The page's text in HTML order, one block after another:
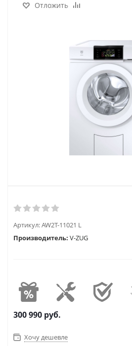
Отложить
Артикул:AW2T-11021 L
Производитель: V-ZUG
300 990 руб.
Хочу дешевле